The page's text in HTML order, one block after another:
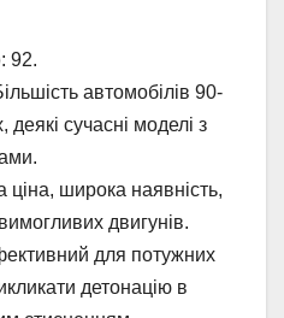
: 92.
автомобілів 90-
деякі сучасні моделі з
ціна, широка наявність,
двигунів.
для потужних
детонацію в